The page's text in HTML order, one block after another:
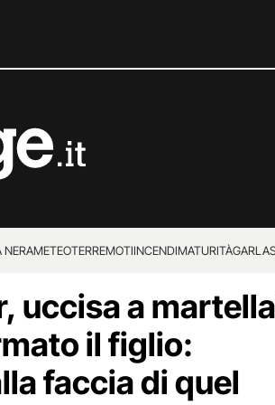
NERAMETEOTERREMOTIINCENDIMATURITÀ
uccisa a
il figlio:
faccia di quel